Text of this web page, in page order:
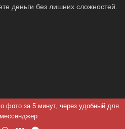
деньги без лишних сложностей.
фото за 5 минут, через удобный для